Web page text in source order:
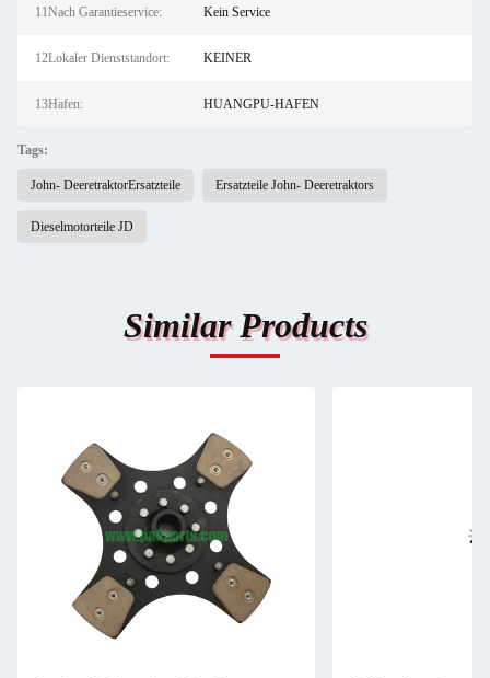
11Nach Garantieservice: Kein Service
12Lokaler Dienststandort: KEINER
13Hafen: HUANGPU-HAFEN
Tags:
John- DeeretraktorErsatzteile Ersatzteile John- Deeretraktors
Dieselmotorteile JD
Similar Products